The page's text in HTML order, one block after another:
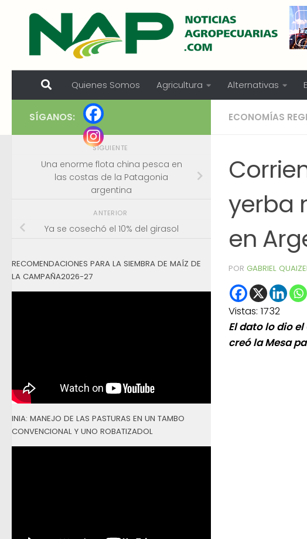
Skip to content
Quienes Somos Agricultura Alternativas
ECONOMÍAS
yerba
en
POR GABRIEL
Vistas: 1732
El dato lo dio
creó la Mesa
SÍGANOS:
SIGUIENTE
Una enorme flota china pesca en
las costas de la Patagonia
argentina
ANTERIOR
Ya se cosechó el 10% del girasol
RECOMENDACIONES PARA LA SIEMBRA DE MAÍZ DE
LA CAMPAÑA2026-27
INIA: MANEJO DE LAS PASTURAS EN UN TAMBO
CONVENCIONAL Y UNO ROBATIZADOL